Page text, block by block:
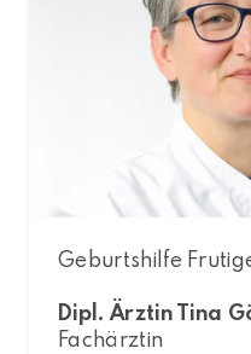
Geburtshilfe
Dipl. Ärztin Tina
Fachärztin